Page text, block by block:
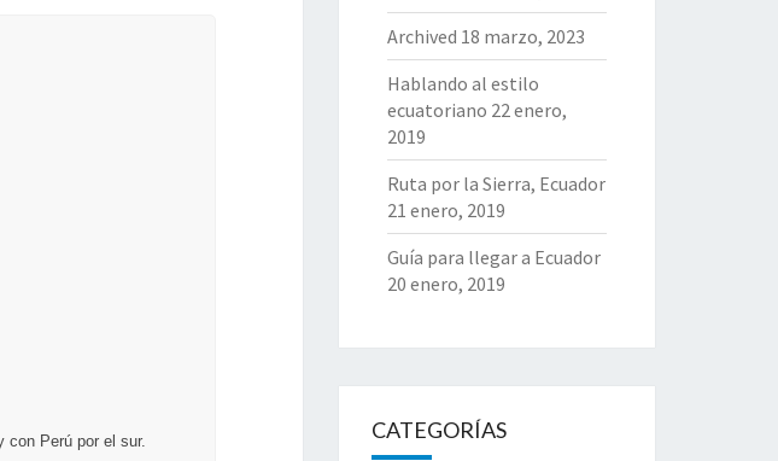
con Perú por el sur.
Archived 18 marzo, 2023
Hablando al estilo
ecuatoriano 22 enero,
2019
Ruta por la Sierra, Ecuador
21 enero, 2019
Guía para llegar a Ecuador
20 enero, 2019
CATEGORÍAS